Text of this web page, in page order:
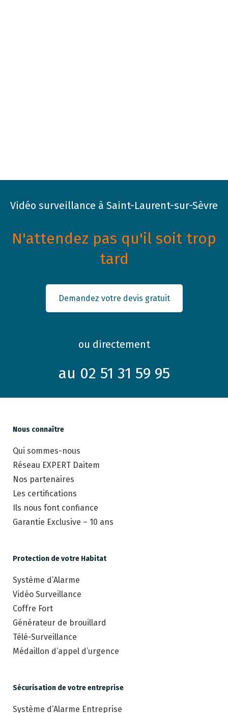
Vidéo surveillance à Saint-Laurent-sur-Sèvre
N'attendez pas qu'il soit trop
tard
Demandez votre devis gratuit
ou directement
au 02 51 31 59 95
Nous connaître
Qui sommes-nous
Réseau EXPERT Daitem
Nos partenaires
Les certifications
Ils nous font confiance
Garantie Exclusive – 10 ans
Protection de votre Habitat
Système d’Alarme
Vidéo Surveillance
Coffre Fort
Générateur de brouillard
Télé-Surveillance
Médaillon d’appel d’urgence
Sécurisation de votre entreprise
Système d’Alarme Entreprise